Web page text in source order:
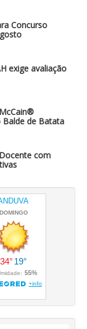
Concurso
exige avaliação
de Batata
com